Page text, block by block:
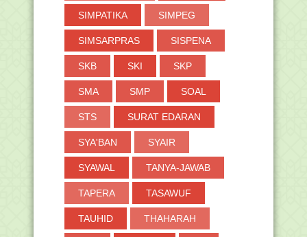
SIMPATIKA SIMPEG
SIMSARPRAS SISPENA
SKB SKI SKP
SMA SMP SOAL
STS SURAT EDARAN
SYA'BAN SYAIR
SYAWAL TANYA-JAWAB
TAPERA TASAWUF
TAUHID THAHARAH